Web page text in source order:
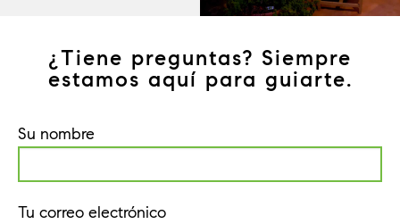
¿Tiene preguntas? Siempre
estamos aquí para guiarte.
Su nombre
Tu correo electrónico